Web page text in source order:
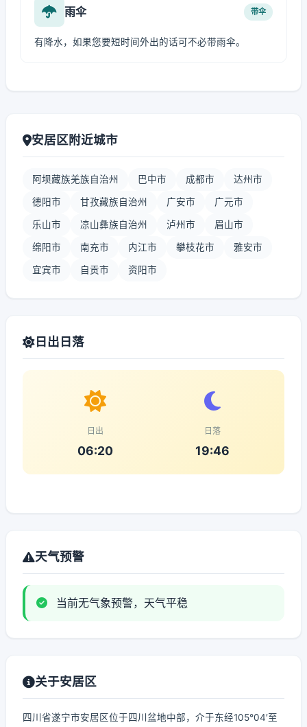
雨伞 带伞
有降水，如果您要短时间外出的话可不必带雨伞。
安居区附近城市
阿坝藏族羌族自治州 巴中市 成都市 达州市
德阳市 甘孜藏族自治州 广安市 广元市
乐山市 凉山彝族自治州 泸州市 眉山市
绵阳市 南充市 内江市 攀枝花市 雅安市
宜宾市 自贡市 资阳市
日出日落
日出
06:20
日落
19:46
天气预警
当前无气象预警，天气平稳
关于安居区
四川省遂宁市安居区位于四川盆地中部，介于东经105°04′至